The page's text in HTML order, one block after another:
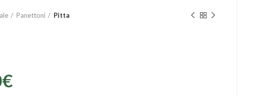
Panettoni Pitta
€